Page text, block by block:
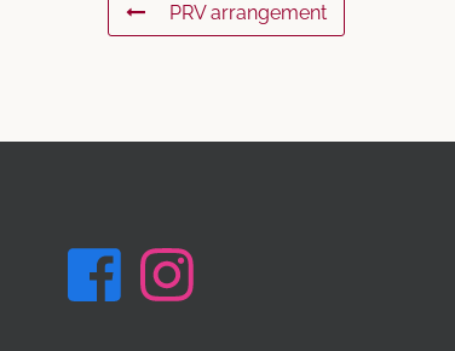
PRV arrangement